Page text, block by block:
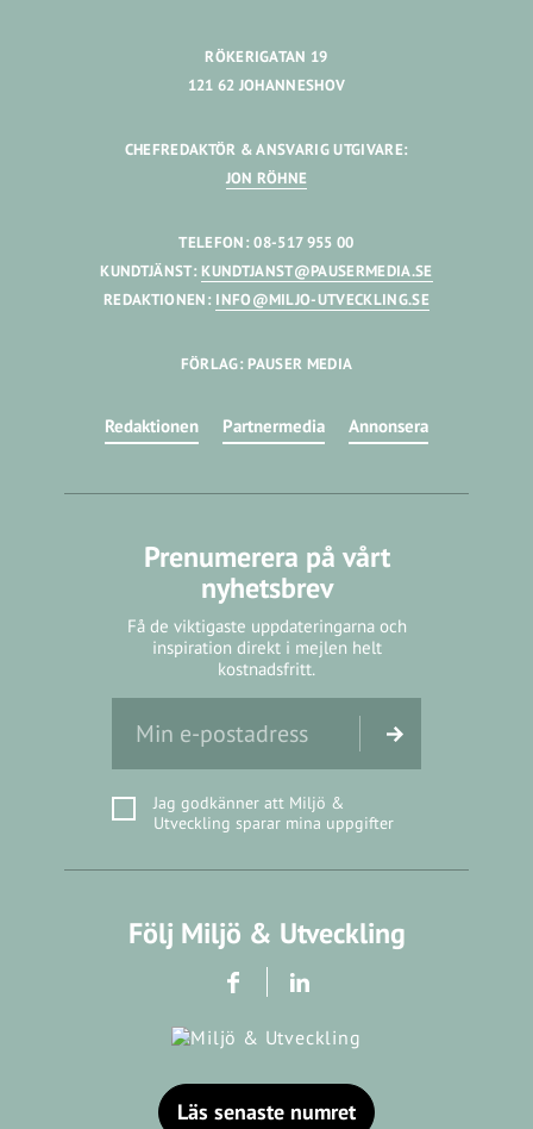
RÖKERIGATAN 19
121 62 JOHANNESHOV
CHEFREDAKTÖR & ANSVARIG UTGIVARE:
JON RÖHNE
TELEFON: 08-517 955 00
KUNDTJÄNST: KUNDTJANST@PAUSERMEDIA.SE
REDAKTIONEN: INFO@MILJO-UTVECKLING.SE
FÖRLAG: PAUSER MEDIA
Redaktionen Partnermedia Annonsera
Prenumerera på vårt
nyhetsbrev
Få de viktigaste uppdateringarna och
inspiration direkt i mejlen helt
kostnadsfritt.
Jag godkänner att Miljö &
Utveckling sparar mina uppgifter
Följ Miljö & Utveckling
Läs senaste numret